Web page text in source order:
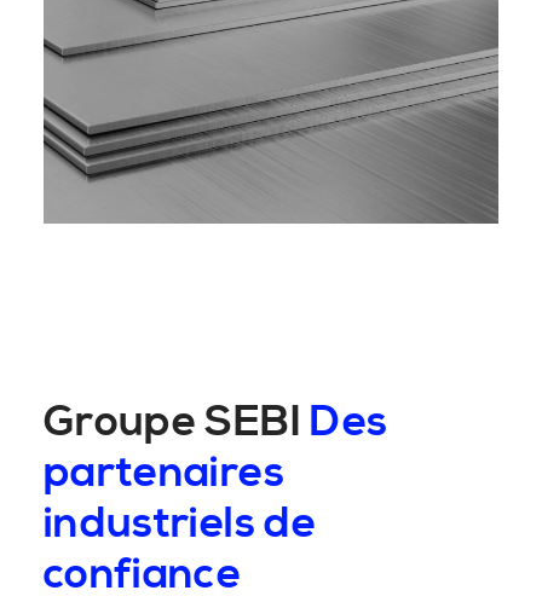
Groupe SEBI Des
partenaires
industriels de
confiance